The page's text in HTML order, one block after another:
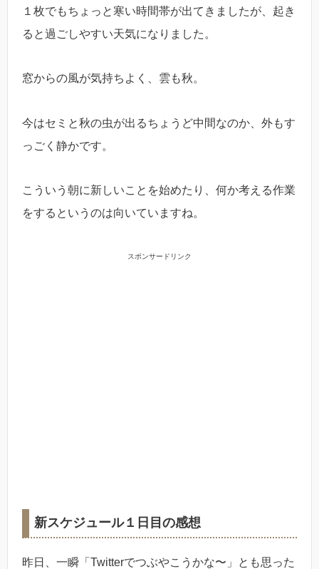
１枚でもちょっと寒い時間帯が出てきましたが、起き
ると過ごしやすい天気になりました。
窓からの風が気持ちよく、雲も秋。
今はセミと秋の虫が出るちょうど中間なのか、外もす
っごく静かです。
こういう朝に新しいことを始めたり、何か考える作業
をするというのは向いていますね。
スポンサードリンク
新スケジュール１日目の感想
昨日、一瞬「Twitterでつぶやこうかな〜」とも思った